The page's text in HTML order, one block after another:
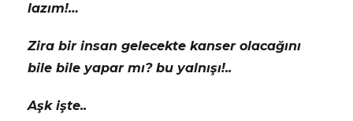
lazım!…
Zira bir insan gelecekte kanser olacağını
bile bile yapar mı? bu yalnışı!..
Aşk işte..